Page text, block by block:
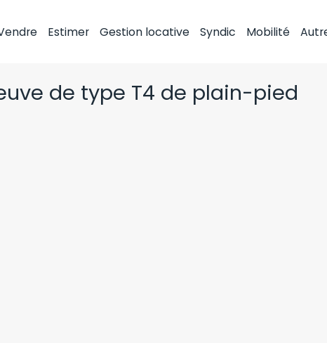
Estimer Gestion locative Syndic Mobilité
de type T4 de plain-pied